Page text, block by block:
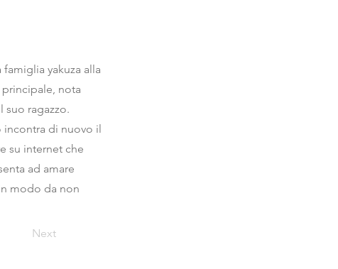
yakuza alla
nota
ragazzo.
di nuovo il
su internet che
ad amare
modo da non
Next